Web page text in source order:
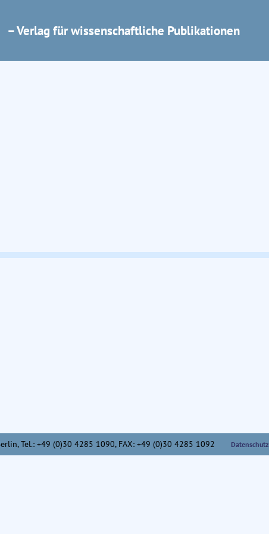
– Verlag für wissenschaftliche Publikationen
Tel.: +49 (0)30 4285 1090, FAX: +49 (0)30 4285 1092 Datenschutz